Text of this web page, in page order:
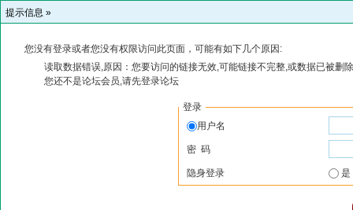
提示信息 »
您没有登录或者您没有权限访问此页面，可能有如下几个原因:
读取数据错误,原因：您要访问的链接无效,可能链接不完整,或数据已被删
您还不是论坛会员,请先登录论坛
登录
用户名
密 码
隐身登录